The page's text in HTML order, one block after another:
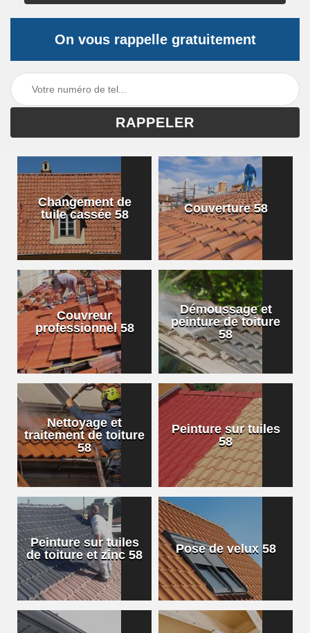
On vous rappelle gratuitement
Changement de
tuile cassée 58
Couverture 58
Couvreur
professionnel 58
Démoussage et
peinture de toiture
58
Nettoyage et
traitement de toiture
58
Peinture sur tuiles
58
Peinture sur tuiles
de toiture et zinc 58
Pose de velux 58